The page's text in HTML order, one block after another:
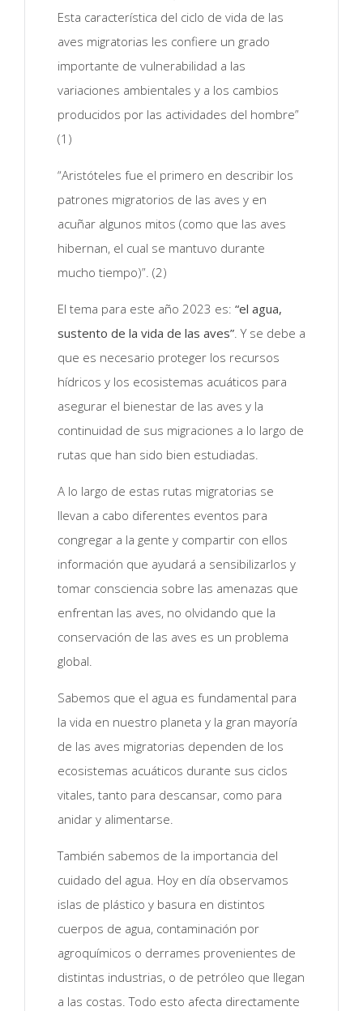
Esta característica del ciclo de vida de las
aves migratorias les confiere un grado
importante de vulnerabilidad a las
variaciones ambientales y a los cambios
producidos por las actividades del hombre”
(1)
“Aristóteles fue el primero en describir los
patrones migratorios de las aves y en
acuñar algunos mitos (como que las aves
hibernan, el cual se mantuvo durante
mucho tiempo)”. (2)
El tema para este año 2023 es: “el agua,
sustento de la vida de las aves”. Y se debe a
que es necesario proteger los recursos
hídricos y los ecosistemas acuáticos para
asegurar el bienestar de las aves y la
continuidad de sus migraciones a lo largo de
rutas que han sido bien estudiadas.
A lo largo de estas rutas migratorias se
llevan a cabo diferentes eventos para
congregar a la gente y compartir con ellos
información que ayudará a sensibilizarlos y
tomar consciencia sobre las amenazas que
enfrentan las aves, no olvidando que la
conservación de las aves es un problema
global.
Sabemos que el agua es fundamental para
la vida en nuestro planeta y la gran mayoría
de las aves migratorias dependen de los
ecosistemas acuáticos durante sus ciclos
vitales, tanto para descansar, como para
anidar y alimentarse.
También sabemos de la importancia del
cuidado del agua. Hoy en día observamos
islas de plástico y basura en distintos
cuerpos de agua, contaminación por
agroquímicos o derrames provenientes de
distintas industrias, o de petróleo que llegan
a las costas. Todo esto afecta directamente